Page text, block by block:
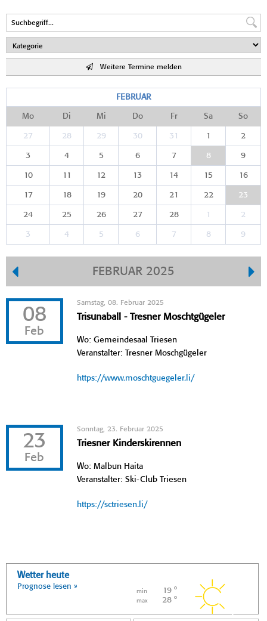
Weitere Termine melden
FEBRUAR
Mo Di Mi Do Fr Sa So
27 28 29 30 31 1 2
3 4 5 6 7 8 9
10 11 12 13 14 15 16
17 18 19 20 21 22 23
24 25 26 27 28 1 2
3 4 5 6 7 8 9
FEBRUAR 2025
08
Feb
Samstag, 08. Februar 2025
Trisunaball - Tresner Moschtgügeler
Wo: Gemeindesaal Triesen
Veranstalter: Tresner Moschgügeler
https://www.moschtguegeler.li/
23
Feb
Sonntag, 23. Februar 2025
Triesner Kinderskirennen
Wo: Malbun Haita
Veranstalter: Ski-Club Triesen
https://sctriesen.li/
Wetter heute
Prognose lesen »
min 19 °
max 28 °